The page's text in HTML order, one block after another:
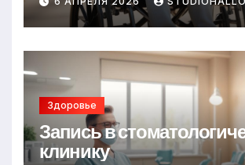
Здоровье
Запись в
клинику